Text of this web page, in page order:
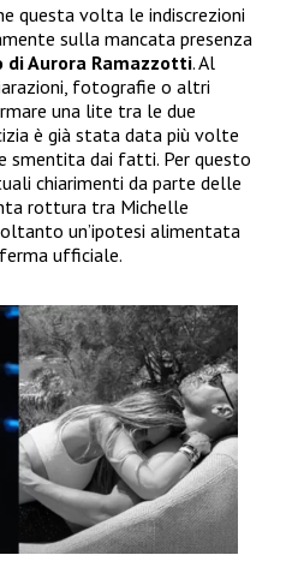
questa volta le indiscrezioni
sulla mancata presenza
Aurora Ramazzotti. Al
fotografie o altri
una lite tra le due
è già stata data più volte
smentita dai fatti. Per questo
chiarimenti da parte delle
rottura tra Michelle
un’ipotesi alimentata
ufficiale.